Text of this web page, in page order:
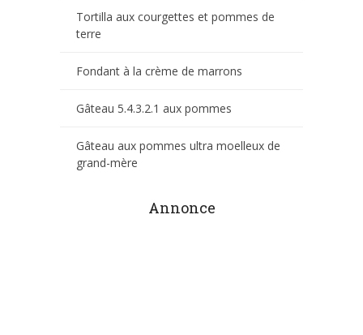
Tortilla aux courgettes et pommes de
terre
Fondant à la crème de marrons
Gâteau 5.4.3.2.1 aux pommes
Gâteau aux pommes ultra moelleux de
grand-mère
Annonce